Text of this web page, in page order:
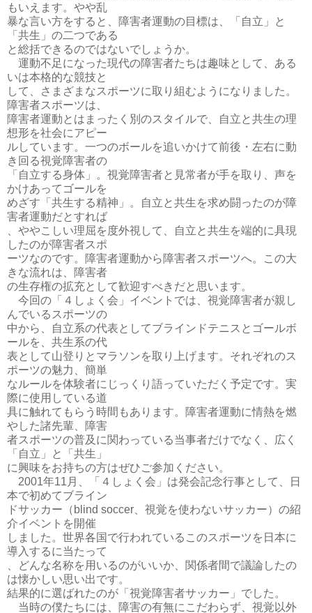
もいえます。やや乱
暴な言い方をすると、障害者運動の目標は、「自立」と
「共生」の二つである
と総括できるのではないでしょうか。
運動不足になった現代の障害者たちは趣味として、ある
いは本格的な競技と
して、さまざまなスポーツに取り組むようになりました。
障害者スポーツは、
障害者運動とはまったく別のスタイルで、自立と共生の理
想形を社会にアピー
ルしています。一つのボールを追いかけて前後・左右に動
き回る視覚障害者の
「自立する身体」。視覚障害者と見常者が手を取り、声を
かけあってゴールを
めざす「共生する精神」。自立と共生を求め闘ったのが障
害者運動だとすれば
、ややこしい理屈を度外視して、自立と共生を端的に具現
したのが障害者スポ
ーツなのです。障害者運動から障害者スポーツへ。この大
きな流れは、障害者
の生存権の拡充として歓迎すべきだと思います。
今回の「４しょく会」イベントでは、視覚障害者が親し
んでいるスポーツの
中から、自立系の代表としてブラインドテニスとゴールボ
ールを、共生系の代
表として山登りとマラソンを取り上げます。それぞれのス
ポーツの魅力、簡単
なルールを体験者にじっくり語っていただく予定です。実
際に使用している道
具に触れてもらう時間もあります。障害者運動に情熱を燃
やした諸先輩、障害
者スポーツの普及に関わっている当事者だけでなく、広く
「自立」と「共生」
に興味をお持ちの方はぜひご参加ください。
2001年11月、「４しょく会」は発会記念行事として、日
本で初めてブライン
ドサッカー（blind soccer、視覚を使わないサッカー）の紹
介イベントを開催
しました。世界各国で行われているこのスポーツを日本に
導入するに当たって
、どんな名称を用いるのがいいか、関係者間で議論したの
は懐かしい思い出です。
結果的に選ばれたのが「視覚障害者サッカー」でした。
当時の僕たちには、障害の有無にこだわらず、視覚以外